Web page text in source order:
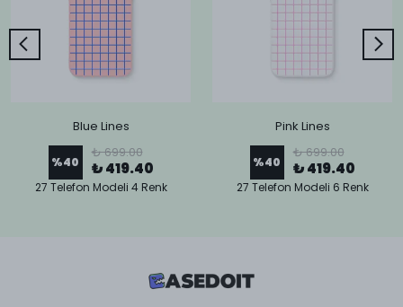
Blue Lines
%40
₺ 699.00
₺ 419.40
27 Telefon Modeli 4 Renk
Pink Lines
%40
₺ 699.00
₺ 419.40
27 Telefon Modeli 6 Renk